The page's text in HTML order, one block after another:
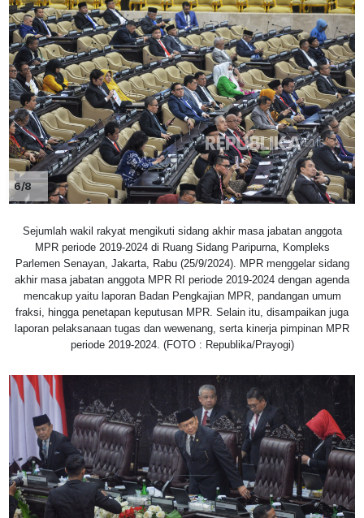
6/8
Sejumlah wakil rakyat mengikuti sidang akhir masa jabatan anggota
MPR periode 2019-2024 di Ruang Sidang Paripurna, Kompleks
Parlemen Senayan, Jakarta, Rabu (25/9/2024). MPR menggelar sidang
akhir masa jabatan anggota MPR RI periode 2019-2024 dengan agenda
mencakup yaitu laporan Badan Pengkajian MPR, pandangan umum
fraksi, hingga penetapan keputusan MPR. Selain itu, disampaikan juga
laporan pelaksanaan tugas dan wewenang, serta kinerja pimpinan MPR
periode 2019-2024. (FOTO : Republika/Prayogi)